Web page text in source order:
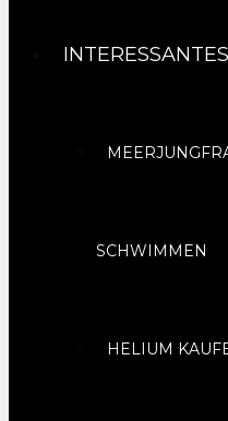
INTERESSANTES
SCHWIMMEN
HELIUM